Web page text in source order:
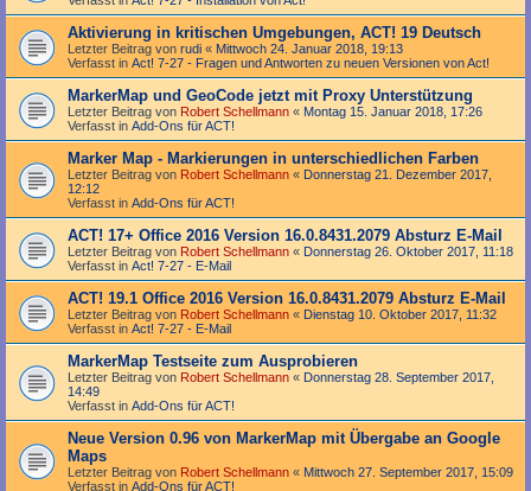
Aktivierung in kritischen Umgebungen, ACT! 19 Deutsch
Letzter Beitrag von rudi « Mittwoch 24. Januar 2018, 19:13
Verfasst in Act! 7-27 - Fragen und Antworten zu neuen Versionen von Act!
MarkerMap und GeoCode jetzt mit Proxy Unterstützung
Letzter Beitrag von Robert Schellmann « Montag 15. Januar 2018, 17:26
Verfasst in Add-Ons für ACT!
Marker Map - Markierungen in unterschiedlichen Farben
Letzter Beitrag von Robert Schellmann « Donnerstag 21. Dezember 2017,
12:12
Verfasst in Add-Ons für ACT!
ACT! 17+ Office 2016 Version 16.0.8431.2079 Absturz E-Mail
Letzter Beitrag von Robert Schellmann « Donnerstag 26. Oktober 2017, 11:18
Verfasst in Act! 7-27 - E-Mail
ACT! 19.1 Office 2016 Version 16.0.8431.2079 Absturz E-Mail
Letzter Beitrag von Robert Schellmann « Dienstag 10. Oktober 2017, 11:32
Verfasst in Act! 7-27 - E-Mail
MarkerMap Testseite zum Ausprobieren
Letzter Beitrag von Robert Schellmann « Donnerstag 28. September 2017,
14:49
Verfasst in Add-Ons für ACT!
Neue Version 0.96 von MarkerMap mit Übergabe an Google
Maps
Letzter Beitrag von Robert Schellmann « Mittwoch 27. September 2017, 15:09
Verfasst in Add-Ons für ACT!